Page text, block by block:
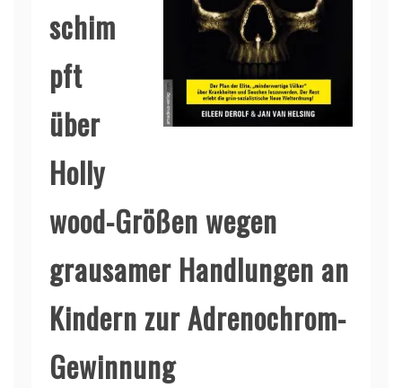
schim
pft
über
Holly
wood-Größen wegen
grausamer Handlungen an
Kindern zur Adrenochrom-
Gewinnung